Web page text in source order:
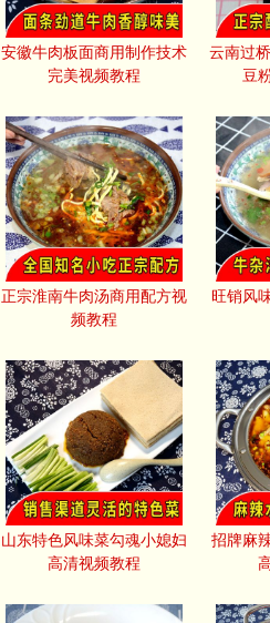
安徽牛肉板面商用制作技术
完美视频教程
云南过
豆
正宗淮南牛肉汤商用配方视
频教程
旺销风
山东特色风味菜勾魂小媳妇
高清视频教程
招牌麻